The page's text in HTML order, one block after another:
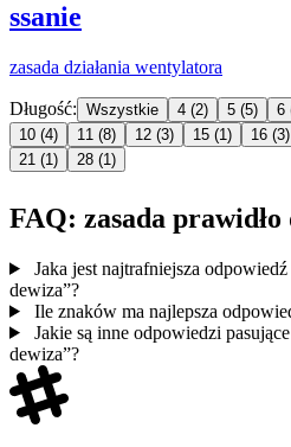
ssanie
zasada działania wentylatora
Długość: Wszystkie 4 (2) 5 (5) 6
10 (4) 11 (8) 12 (3) 15 (1) 16 (3)
21 (1) 28 (1)
FAQ: zasada prawidło
Jaka jest najtrafniejsza odpowiedź
dewiza”?
Ile znaków ma najlepsza
Jakie są inne odpowiedzi
dewiza”?